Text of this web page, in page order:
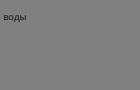
воды